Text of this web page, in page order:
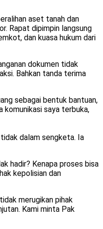
aset tanah dan
Rapat dipimpin langsung
dan kuasa hukum dari
dokumen tidak
Bahkan tanda terima
sebagai bentuk bantuan,
komunikasi saya terbuka,
dalam sengketa. Ia
hadir? Kenapa proses bisa
kepolisian dan
merugikan pihak
Kami minta Pak